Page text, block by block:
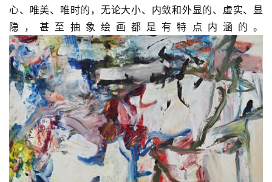
心、唯美、唯时的，无论大小、内敛和外显的、虚实、显
隐，甚至抽象绘画都是有特点内涵的。